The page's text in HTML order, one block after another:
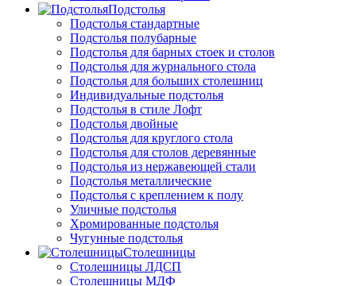
Подстолья
Подстолья стандартные
Подстолья полубарные
Подстолья для барных стоек и столов
Подстолья для журнального стола
Подстолья для больших столешниц
Индивидуальные подстолья
Подстолья в стиле Лофт
Подстолья двойные
Подстолья для круглого стола
Подстолья для столов деревянные
Подстолья из нержавеющей стали
Подстолья металлические
Подстолья с креплением к полу
Уличные подстолья
Хромированные подстолья
Чугунные подстолья
Столешницы
Столешницы ЛДСП
Столешницы МДФ